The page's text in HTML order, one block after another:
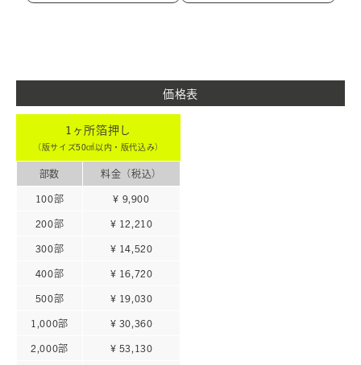
価格表
1ヶ所箔押し
（版サイズ50㎠以内・版代込み）
部数 料金（税込）
100部 ¥ 9,900
200部 ¥ 12,210
300部 ¥ 14,520
400部 ¥ 16,720
500部 ¥ 19,030
1,000部 ¥ 30,360
2,000部 ¥ 53,130